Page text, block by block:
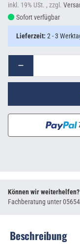
inkl. 19% USt. , zzgl.
Sofort verfügbar
Lieferzeit: 2 - 3
Können wir weiterhelfen?
Fachberatung unter
Beschreibung